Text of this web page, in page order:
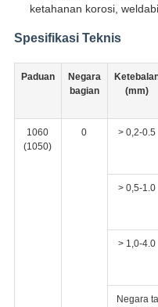
ketahanan korosi,
Spesifikasi Teknis
Paduan
Negara
bagian
(mm)
1060
(1050)
0 > 0,2-0.5
> 0,5-1.0
> 1,0-4.0
Negara